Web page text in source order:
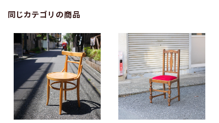
同じカテゴリの商品